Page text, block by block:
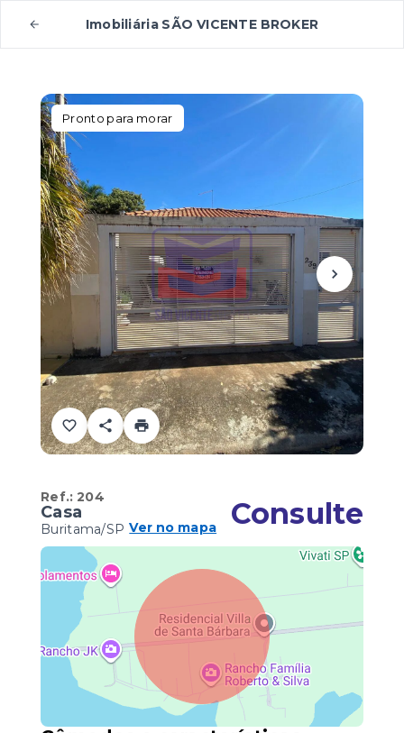
Imobiliária SÃO VICENTE BROKER
Pronto para morar
Ref.:204
Casa
Buritama/SP Ver no mapa Consulte